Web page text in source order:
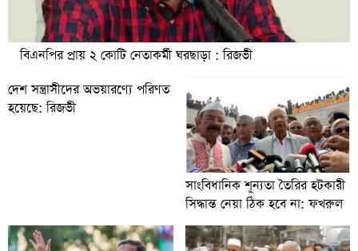
বিএনপির প্রায় ২ কোটি নেতাকর্মী ঘরছাড়া : রিজভী
দেশ সন্ত্রাসীদের অভয়ারণ্যে পরিণত
হয়েছে: রিজভী
সাংবিধানিক শূন্যতা তৈরির হটকারী
সিদ্ধান্ত নেয়া ঠিক হবে না: ফখরুল